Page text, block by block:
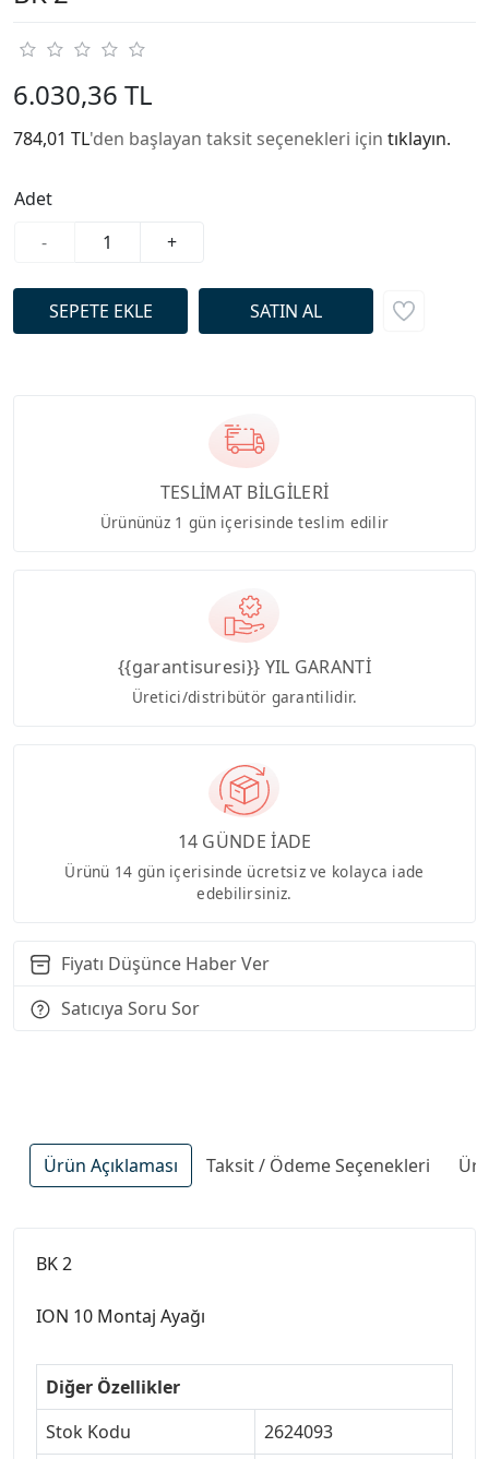
6.030,36 TL
784,01 TL'den başlayan taksit seçenekleri için tıklayın.
Adet
-
+
TESLİMAT BİLGİLERİ
Ürününüz 1 gün içerisinde teslim edilir
{{garantisuresi}} YIL GARANTİ
Üretici/distribütör garantilidir.
14 GÜNDE İADE
Ürünü 14 gün içerisinde ücretsiz ve kolayca iade
edebilirsiniz.
Fiyatı Düşünce Haber Ver
Satıcıya Soru Sor
Ürün Açıklaması Taksit / Ödeme Seçenekleri
BK 2
ION 10 Montaj Ayağı
Diğer Özellikler
Stok Kodu
2624093